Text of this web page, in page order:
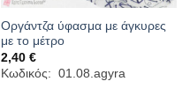
Οργάντζα ύφασμα με άγκυρες
με το μέτρο
2,40 €
Κωδικός: 01.08.agyra